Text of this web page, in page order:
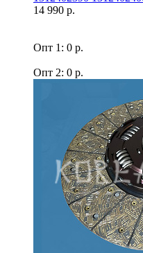
14 990 р.
Опт 1: 0 р.
Опт 2: 0 р.